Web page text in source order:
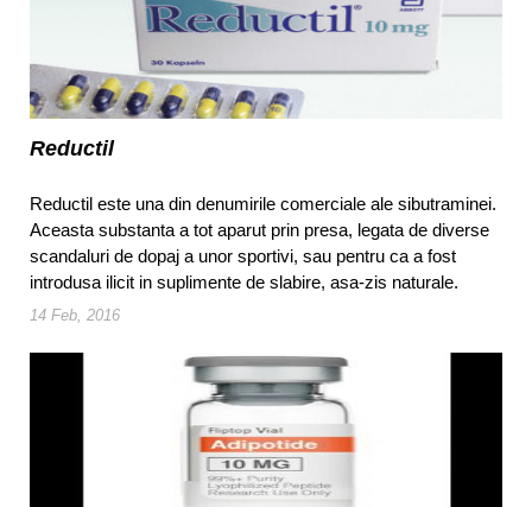
Reductil
Reductil este una din denumirile comerciale ale sibutraminei.
Aceasta substanta a tot aparut prin presa, legata de diverse
scandaluri de dopaj a unor sportivi, sau pentru ca a fost
introdusa ilicit in suplimente de slabire, asa-zis naturale.
14 Feb, 2016